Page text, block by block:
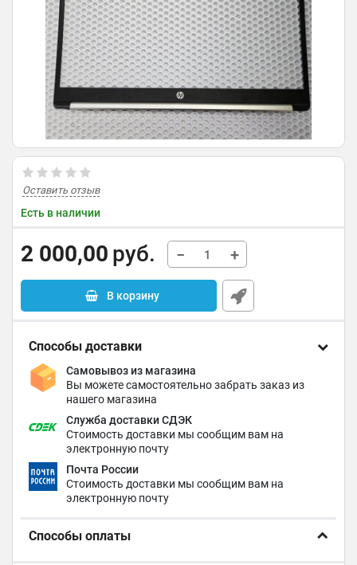
Оставить отзыв
Есть в наличии
2 000,00 руб. − +
В корзину
Способы доставки
Самовывоз из магазина
Вы можете самостоятельно забрать заказ из
нашего магазина
Служба доставки СДЭК
Стоимость доставки мы сообщим вам на
электронную почту
Почта России
Стоимость доставки мы сообщим вам на
электронную почту
Способы оплаты